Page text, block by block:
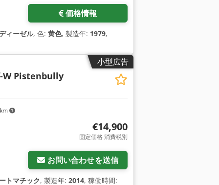
価格情報
ィーゼル, 色: 黄色, 製造年: 1979,
小型広告
Pistenbully
€14,900
固定価格 消費税別
お問い合わせを送信
トマチック, 製造年: 2014, 稼働時間: